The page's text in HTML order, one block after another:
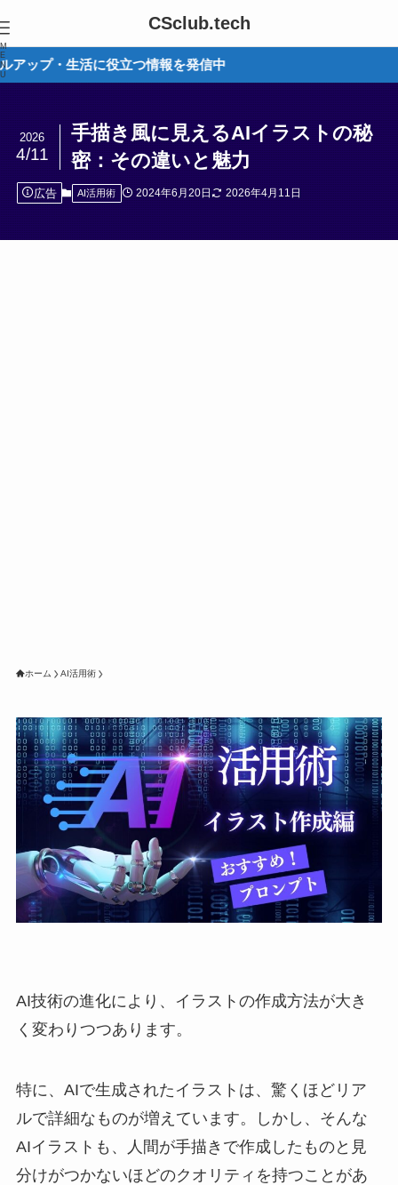
CSclub.tech
M
E
N
U
立つ情報を発信中
手描き風に見えるAIイラストの秘
密：その違いと魅力
2026
4/11
広告 AI活用術 2024年6月20日 2026年4月11日
ホーム AI活用術
AI技術の進化により、イラストの作成方法が大き
く変わりつつあります。
特に、AIで生成されたイラストは、驚くほどリア
ルで詳細なものが増えています。しかし、そんな
AIイラストも、人間が手描きで作成したものと見
分けがつかないほどのクオリティを持つことがあ